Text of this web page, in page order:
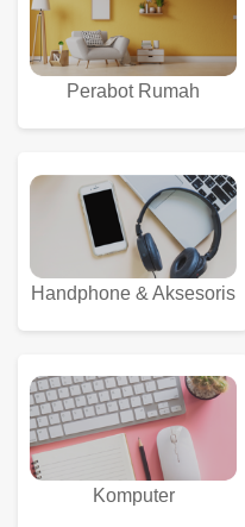
Perabot Rumah
Handphone & Aksesoris
Komputer